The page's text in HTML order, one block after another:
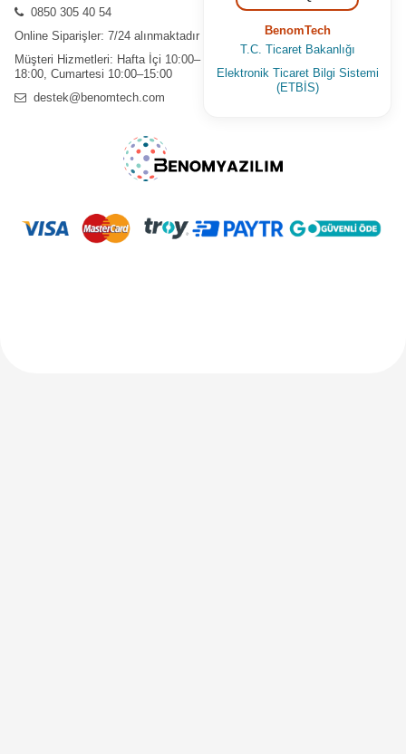
0850 305 40 54
Online Siparişler: 7/24 alınmaktadır
Müşteri Hizmetleri: Hafta İçi 10:00–
18:00, Cumartesi 10:00–15:00
destek@benomtech.com
BenomTech
T.C. Ticaret Bakanlığı
Elektronik Ticaret Bilgi Sistemi
(ETBİS)